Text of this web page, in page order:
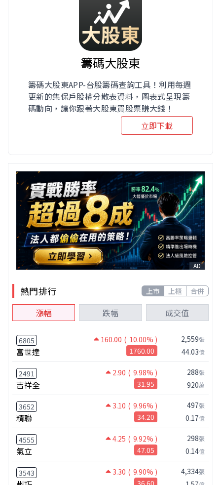
籌碼大股東
籌碼大股東APP-台股籌碼查詢工具！利用每週
更新的集保戶股權分散表資料，圖表式呈現籌
碼動向，讓你跟著大股東買股票賺大錢！
立即下載
AD
熱門排行 上市 上櫃 合併
漲幅 跌幅 成交值
6805 160.00 ( 10.00% )
富世達 1760.00
2,559張
44.03億
2491 2.90 ( 9.98% )
吉祥全 31.95
288張
920萬
3652 3.10 ( 9.96% )
精聯 34.20
497張
0.17億
4555 4.25 ( 9.92% )
氣立 47.05
298張
0.14億
3543 3.30 ( 9.90% ) 4,334張